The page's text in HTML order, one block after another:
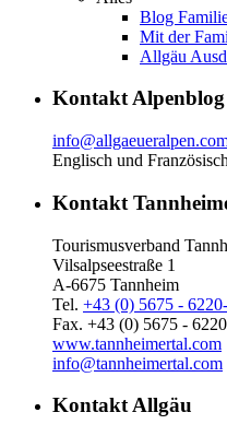
Blog
Mit der
Allgäu
Kontakt Alpenblog
Englisch und Französisch
Kontakt
Tourismusverband
Vilsalpseestraße 1
A-6675 Tannheim
Tel. +43 (0) 5675 -
Fax. +43 (0) 5675 -
www.tannheimertal.com
info@tannheimertal.com
Kontakt Allgäu